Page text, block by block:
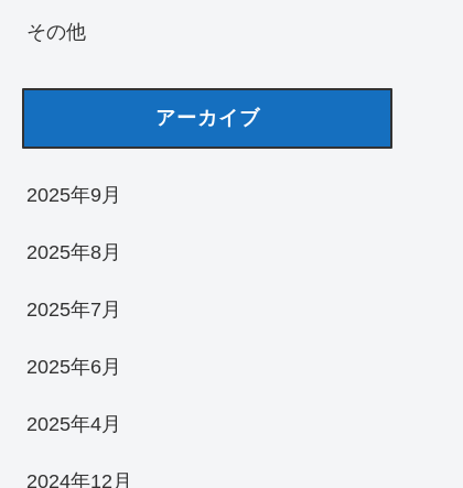
その他
アーカイブ
2025年9月
2025年8月
2025年7月
2025年6月
2025年4月
2024年12月